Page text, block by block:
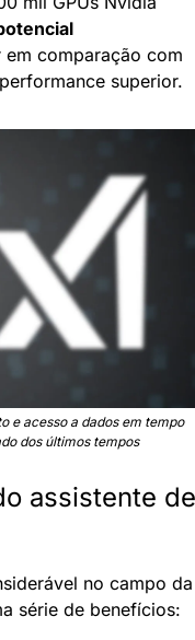
comparação com
superior.
e acesso a dados em tempo
dos últimos tempos
assistente de
no campo da
série de benefícios: